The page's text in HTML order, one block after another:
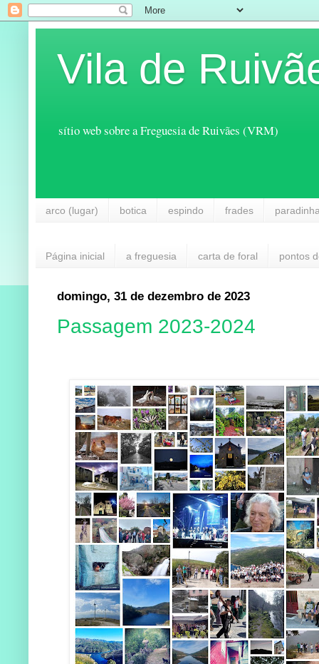
Vila de
sítio web sobre a Freguesia de Ruivães (VRM)
arco (lugar) botica espindo frades
Página inicial a freguesia carta de foral pontos
domingo, 31 de dezembro de 2023
Passagem 2023-2024